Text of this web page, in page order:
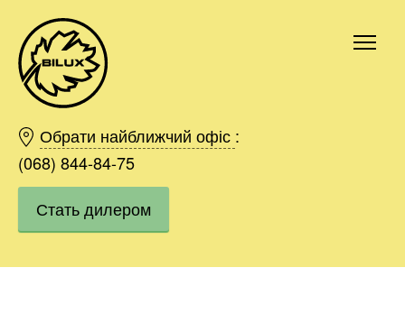
Обрати найближчий офіс :
(068) 844-84-75
Стать дилером
Киев
Харьков
Одесса
Днепр
Ивано-Франковск
Область